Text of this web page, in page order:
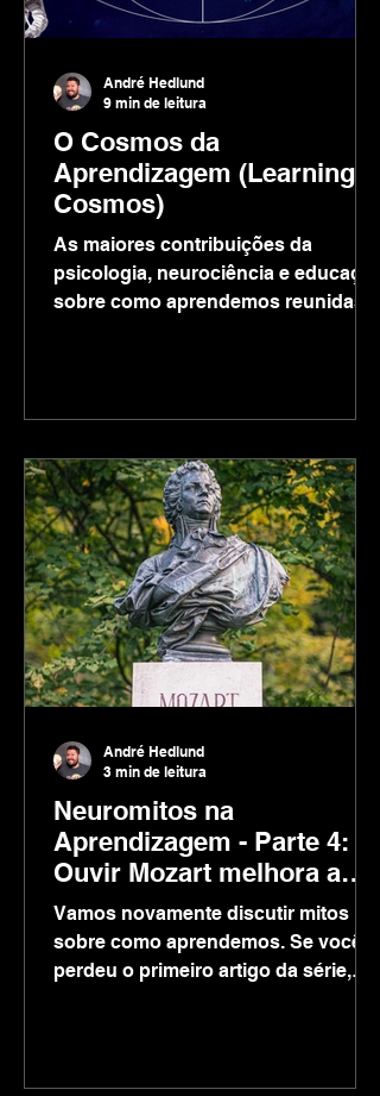
O Cosmos da
Aprendizagem (Learning
Cosmos)
As maiores contribuições da
psicologia, neurociência e educação
sobre como aprendemos reunidas
André Hedlund
9 min de leitura
Neuromitos na
Aprendizagem - Parte 4:
Ouvir Mozart melhora a
Inteligência?
Vamos novamente discutir mitos
sobre como aprendemos. Se você
perdeu o primeiro artigo da série,
André Hedlund
3 min de leitura